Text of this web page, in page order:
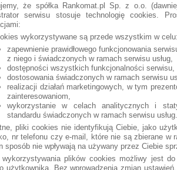
Lubawa Rynek 10 (24h)
że spółka Rankomat.pl Sp. z o.o.
serwisu stosuje technologię cookies.
wykorzystywane są przede wszystkim w celu:
zapewnienie prawidłowego funkcjonowania
z niego i świadczonych w ramach serwisu usług,
dostępności wszystkich funkcjonalności serwisu,
dostosowania świadczonych w ramach serwisu
realizacji działań marketingowych, w tym
zainteresowaniom,
wykorzystanie w celach analitycznych i
standardu świadczonych w ramach serwisu usług.
pliki cookies nie identyfikują Ciebie, jako
nr telefonu czy e-mail, które nie są zbierane w
sposób nie wpływają na używany przez Ciebie
plików cookies możliwy jest
użytkownika. Bez wprowadzenia zmian